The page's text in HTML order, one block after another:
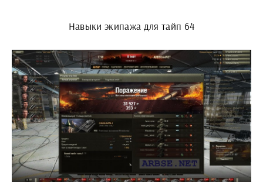
Навыки экипажа для тайп 64